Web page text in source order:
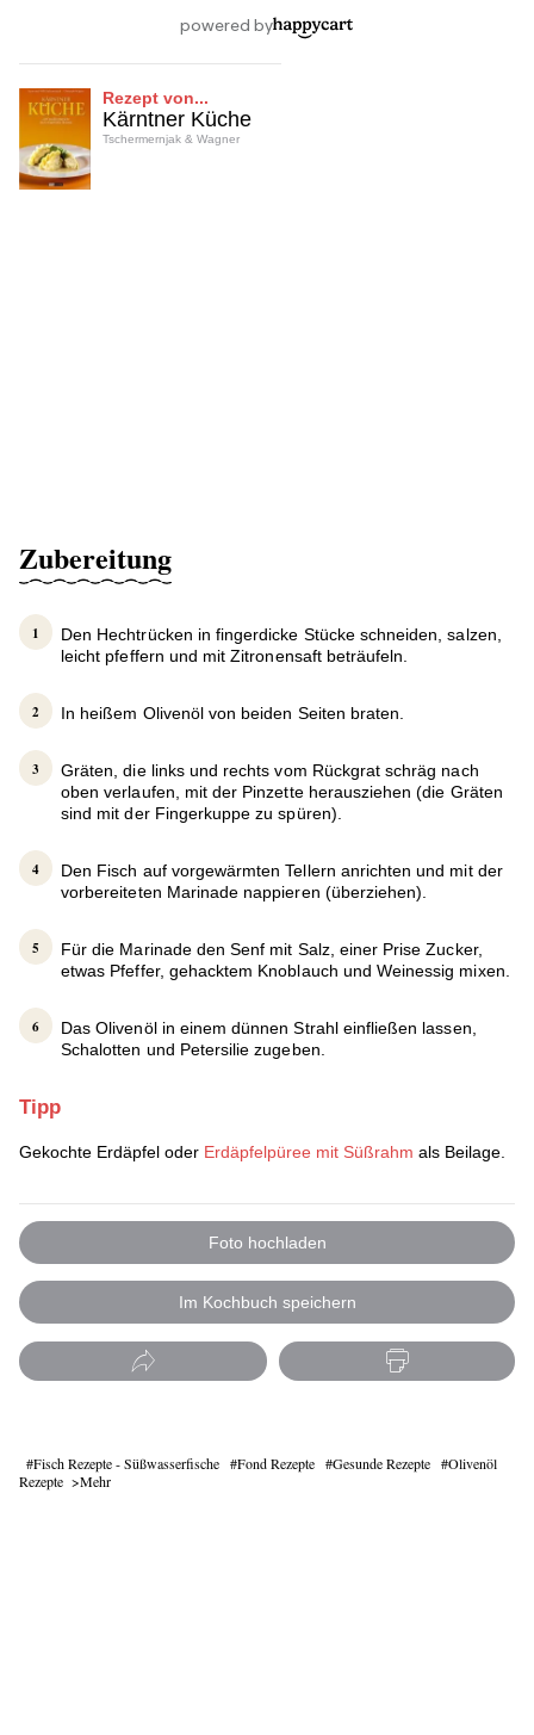
Rezept von...
Kärntner Küche
Tschermernjak & Wagner
Zubereitung
Den Hechtrücken in fingerdicke Stücke schneiden, salzen,
leicht pfeffern und mit Zitronensaft beträufeln.
In heißem Olivenöl von beiden Seiten braten.
Gräten, die links und rechts vom Rückgrat schräg nach
oben verlaufen, mit der Pinzette herausziehen (die Gräten
sind mit der Fingerkuppe zu spüren).
Den Fisch auf vorgewärmten Tellern anrichten und mit der
vorbereiteten Marinade nappieren (überziehen).
Für die Marinade den Senf mit Salz, einer Prise Zucker,
etwas Pfeffer, gehacktem Knoblauch und Weinessig mixen.
Das Olivenöl in einem dünnen Strahl einfließen lassen,
Schalotten und Petersilie zugeben.
Tipp
Gekochte Erdäpfel oder Erdäpfelpüree mit Süßrahm als Beilage.
Foto hochladen
Im Kochbuch speichern
Fisch Rezepte - Süßwasserfische Fond Rezepte Gesunde Rezepte
Olivenöl
Rezepte
Mehr